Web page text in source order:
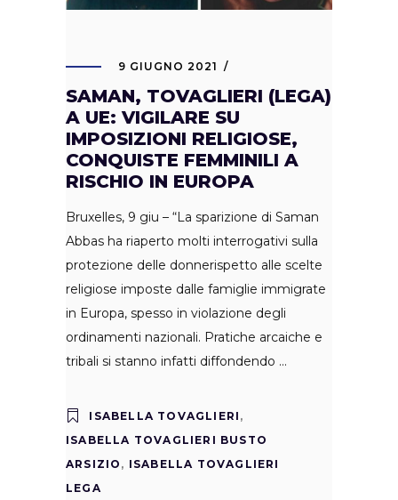
9 GIUGNO 2021
SAMAN, TOVAGLIERI (LEGA)
A UE: VIGILARE SU
IMPOSIZIONI RELIGIOSE,
CONQUISTE FEMMINILI A
RISCHIO IN EUROPA
Bruxelles, 9 giu – “La sparizione di Saman
Abbas ha riaperto molti interrogativi sulla
protezione delle donnerispetto alle scelte
religiose imposte dalle famiglie immigrate
in Europa, spesso in violazione degli
ordinamenti nazionali. Pratiche arcaiche e
tribali si stanno infatti diffondendo
ISABELLA TOVAGLIERI ,
ISABELLA TOVAGLIERI BUSTO
ARSIZIO , ISABELLA TOVAGLIERI
LEGA